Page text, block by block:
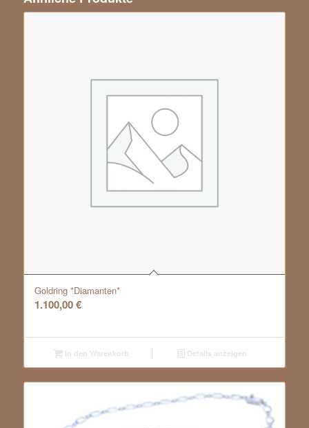
Goldring *Diamanten*
1.100,00€
In den Warenkorb Details anzeigen